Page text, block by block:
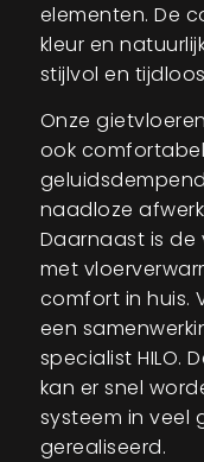
elementen. De
kleur en
stijlvol en
Onze
ook comfortabel
naadloze
Daarnaast is
met
comfort in huis.
een
specialist HILO.
kan er snel
systeem in veel
gerealiseerd.